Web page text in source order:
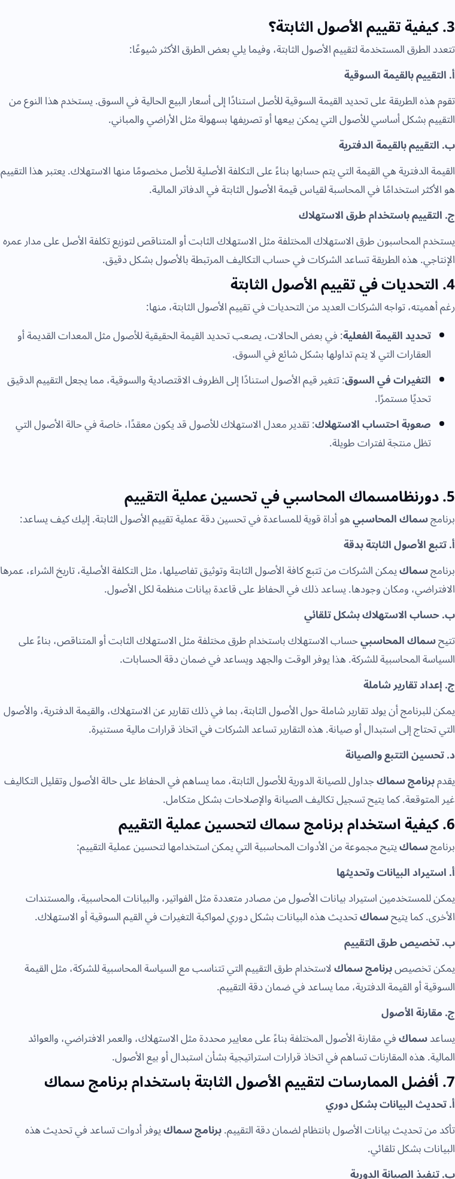
3. كيفية تقييم الأصول الثابتة؟
تتعدد الطرق المستخدمة لتقييم الأصول الثابتة، وفيما يلي بعض الطرق الأكثر شيوعًا:
أ. التقييم بالقيمة السوقية
تقوم هذه الطريقة على تحديد القيمة السوقية للأصل استنادًا إلى أسعار البيع الحالية في السوق. يستخدم هذا النوع من
التقييم بشكل أساسي للأصول التي يمكن بيعها أو تصريفها بسهولة مثل الأراضي والمباني.
ب. التقييم بالقيمة الدفترية
القيمة الدفترية هي القيمة التي يتم حسابها بناءً على التكلفة الأصلية للأصل مخصومًا منها الاستهلاك. يعتبر هذا التقييم
هو الأكثر استخدامًا في المحاسبة لقياس قيمة الأصول الثابتة في الدفاتر المالية.
ج. التقييم باستخدام طرق الاستهلاك
يستخدم المحاسبون طرق الاستهلاك المختلفة مثل الاستهلاك الثابت أو المتناقص لتوزيع تكلفة الأصل على مدار عمره
الإنتاجي. هذه الطريقة تساعد الشركات في حساب التكاليف المرتبطة بالأصول بشكل دقيق.
4. التحديات في تقييم الأصول الثابتة
رغم أهميته، تواجه الشركات العديد من التحديات في تقييم الأصول الثابتة، منها:
تحديد القيمة الفعلية: في بعض الحالات، يصعب تحديد القيمة الحقيقية للأصول مثل المعدات القديمة أو
العقارات التي لا يتم تداولها بشكل شائع في السوق.
التغيرات في السوق: تتغير قيم الأصول استنادًا إلى الظروف الاقتصادية والسوقية، مما يجعل التقييم الدقيق
تحديًا مستمرًا.
صعوبة احتساب الاستهلاك: تقدير معدل الاستهلاك للأصول قد يكون معقدًا، خاصة في حالة الأصول التي
تظل منتجة لفترات طويلة.
5. دورنظامسماك المحاسبي في تحسين عملية التقييم
برنامجسماك المحاسبيهو أداة قوية للمساعدة في تحسين دقة عملية تقييم الأصول الثابتة. إليك كيف يساعد:
أ. تتبع الأصول الثابتة بدقة
برنامجسماكيمكن الشركات من تتبع كافة الأصول الثابتة وتوثيق تفاصيلها، مثل التكلفة الأصلية، تاريخ الشراء، عمرها
الافتراضي، ومكان وجودها. يساعد ذلك في الحفاظ على قاعدة بيانات منظمة لكل الأصول.
ب. حساب الاستهلاك بشكل تلقائي
تتيحسماك المحاسبيحساب الاستهلاك باستخدام طرق مختلفة مثل الاستهلاك الثابت أو المتناقص، بناءً على
السياسة المحاسبية للشركة. هذا يوفر الوقت والجهد ويساعد في ضمان دقة الحسابات.
ج. إعداد تقارير شاملة
يمكن للبرنامج أن يولد تقارير شاملة حول الأصول الثابتة، بما في ذلك تقارير عن الاستهلاك، والقيمة الدفترية، والأصول
التي تحتاج إلى استبدال أو صيانة. هذه التقارير تساعد الشركات في اتخاذ قرارات مالية مستنيرة.
د. تحسين التتبع والصيانة
يقدمبرنامج سماكجداول للصيانة الدورية للأصول الثابتة، مما يساهم في الحفاظ على حالة الأصول وتقليل التكاليف
غير المتوقعة. كما يتيح تسجيل تكاليف الصيانة والإصلاحات بشكل متكامل.
6. كيفية استخدام برنامج سماك لتحسين عملية التقييم
برنامجسماكيتيح مجموعة من الأدوات المحاسبية التي يمكن استخدامها لتحسين عملية التقييم:
أ. استيراد البيانات وتحديثها
يمكن للمستخدمين استيراد بيانات الأصول من مصادر متعددة مثل الفواتير، والبيانات المحاسبية، والمستندات
الأخرى. كما يتيحسماكتحديث هذه البيانات بشكل دوري لمواكبة التغيرات في القيم السوقية أو الاستهلاك.
ب. تخصيص طرق التقييم
يمكن تخصيصبرنامج سماكلاستخدام طرق التقييم التي تتناسب مع السياسة المحاسبية للشركة، مثل القيمة
السوقية أو القيمة الدفترية، مما يساعد في ضمان دقة التقييم.
ج. مقارنة الأصول
يساعدسماكفي مقارنة الأصول المختلفة بناءً على معايير محددة مثل الاستهلاك، والعمر الافتراضي، والعوائد
المالية. هذه المقارنات تساهم في اتخاذ قرارات استراتيجية بشأن استبدال أو بيع الأصول.
7. أفضل الممارسات لتقييم الأصول الثابتة باستخدام برنامج سماك
أ. تحديث البيانات بشكل دوري
تأكد من تحديث بيانات الأصول بانتظام لضمان دقة التقييم.برنامج سماكيوفر أدوات تساعد في تحديث هذه
البيانات بشكل تلقائي.